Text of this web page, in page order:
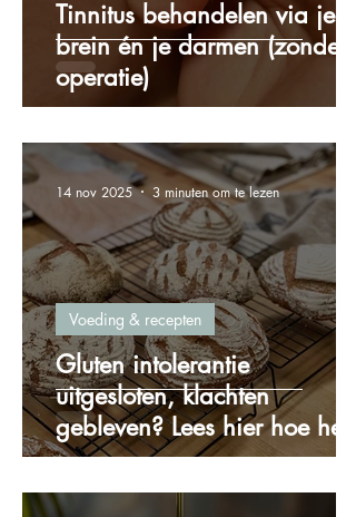
Tinnitus behandelen via je
brein én je darmen (zonder
operatie)
Gluten intolerantie
uitgesloten, klachten
gebleven? Lees hier hoe het
zit!
Voeding & recepten
14 nov 2025 3 minuten om te lezen